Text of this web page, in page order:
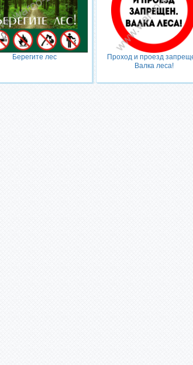
Берегите лес
Проход и проезд
Валка леса!